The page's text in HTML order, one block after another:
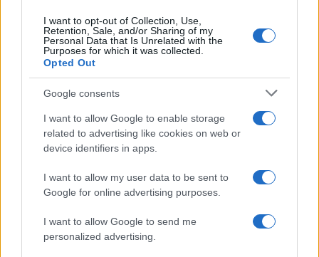
I want to opt-out of Collection, Use,
Retention, Sale, and/or Sharing of my
Personal Data that Is Unrelated with the
Purposes for which it was collected.
Opted Out
Google consents
I want to allow Google to enable storage
related to advertising like cookies on web or
device identifiers in apps.
I want to allow my user data to be sent to
Google for online advertising purposes.
I want to allow Google to send me
personalized advertising.